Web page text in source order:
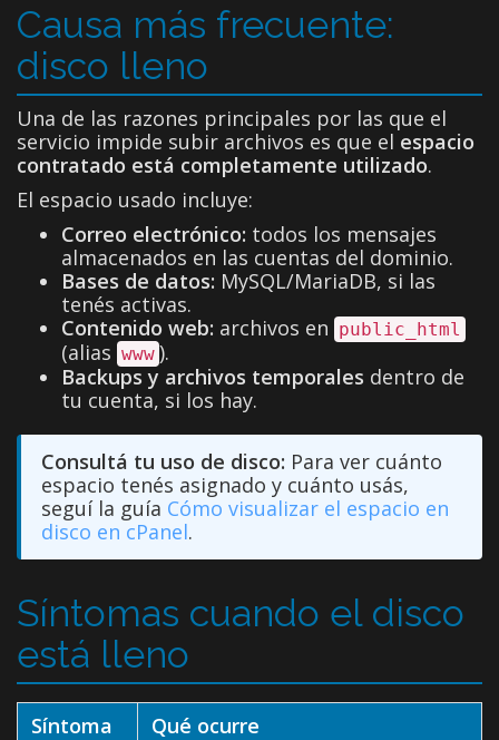
Causa más frecuente:
disco lleno
Una de las razones principales por las que el
servicio impide subir archivos es que el espacio
contratado está completamente utilizado.
El espacio usado incluye:
Correo electrónico: todos los mensajes
almacenados en las cuentas del dominio.
Bases de datos: MySQL/MariaDB, si las
tenés activas.
Contenido web: archivos en public_html
(alias www ).
Backups y archivos temporales dentro de
tu cuenta, si los hay.
Consultá tu uso de disco: Para ver cuánto
espacio tenés asignado y cuánto usás,
seguí la guía Cómo visualizar el espacio en
disco en cPanel.
Síntomas cuando el disco
está lleno
Síntoma
Qué ocurre